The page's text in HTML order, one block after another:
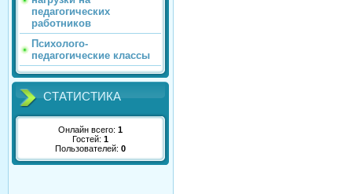
педагогических
работников
Психолого-
педагогические классы
СТАТИСТИКА
Онлайн всего: 1
Гостей: 1
Пользователей: 0